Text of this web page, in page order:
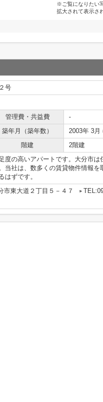
※ご覧になりたい
拡大されて表示さ
号
管理費・共益費
-
築年月（築年数）
2003年 3月
階建 2階建
度の高いアパートです。大分市は
当社は、数多くの賃貸物件情報を
はずです。
市東大道２丁目５－４７